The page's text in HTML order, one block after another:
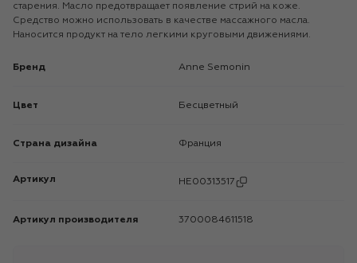
старения. Масло предотвращает появление стрий на коже.
Средство можно использовать в качестве массажного масла.
Наносится продукт на тело легкими круговыми движениями.
Бренд Anne Semonin
Цвет Бесцветный
Страна дизайна Франция
Артикул HE00313517
Артикул производителя 3700084611518